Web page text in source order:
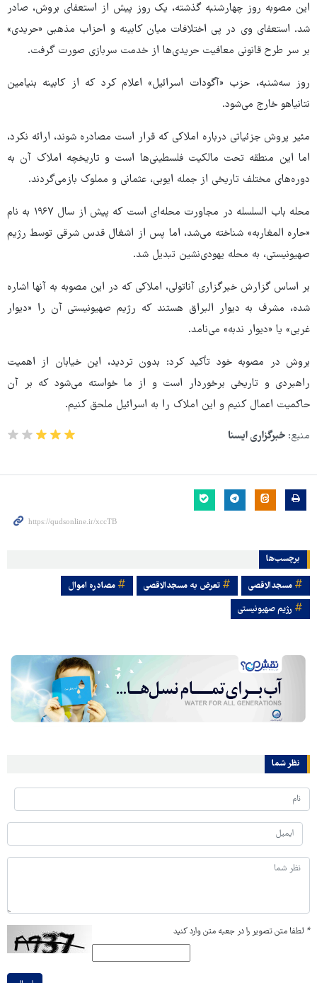
این مصوبه روز چهارشنبه گذشته، یک روز پیش از استعفای بروش، صادر
شد. استعفای وی در پی اختلافات میان کابینه و احزاب مذهبی «حریدی»
بر سر طرح قانونی معافیت حریدی‌ها از خدمت سربازی صورت گرفت.
روز سه‌شنبه، حزب «آگودات اسرائیل» اعلام کرد که از کابینه بنیامین
نتانیاهو خارج می‌شود.
مئیر پروش جزئیاتی درباره املاکی که قرار است مصادره شوند، ارائه نکرد،
اما این منطقه تحت مالکیت فلسطینی‌ها است و تاریخچه املاک آن به
دوره‌های مختلف تاریخی از جمله ایوبی، عثمانی و مملوک بازمی‌گردند.
محله باب السلسله در مجاورت محله‌ای است که پیش از سال ۱۹۶۷ به نام
«حاره المغاربه» شناخته می‌شد، اما پس از اشغال قدس شرقی توسط رژیم
صهیونیستی، به محله یهودی‌نشین تبدیل شد.
بر اساس گزارش خبرگزاری آناتولی، املاکی که در این مصوبه به آنها اشاره
شده، مشرف به دیوار البراق هستند که رژیم صهیونیستی آن را «دیوار
غربی» یا «دیوار ندبه» می‌نامد.
بروش در مصوبه خود تأکید کرد: بدون تردید، این خیابان از اهمیت
راهبردی و تاریخی برخوردار است و از ما خواسته می‌شود که بر آن
حاکمیت اعمال کنیم و این املاک را به اسرائیل ملحق کنیم.
منبع: خبرگزاری ایسنا
برچسب‌ها
مسجدالاقصی تعرض به مسجدالاقصی
مصادره اموال
رژیم صهیونیستی
نظر شما
* لطفا متن تصویر را در جعبه متن وارد کنید